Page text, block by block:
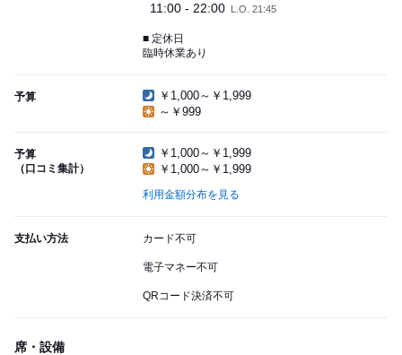
11:00 - 22:00 L.O. 21:45
■ 定休日
臨時休業あり
予算
￥1,000～￥1,999
～￥999
予算
（口コミ集計）
￥1,000～￥1,999
￥1,000～￥1,999
利用金額分布を見る
支払い方法 カード不可
電子マネー不可
QRコード決済不可
席・設備